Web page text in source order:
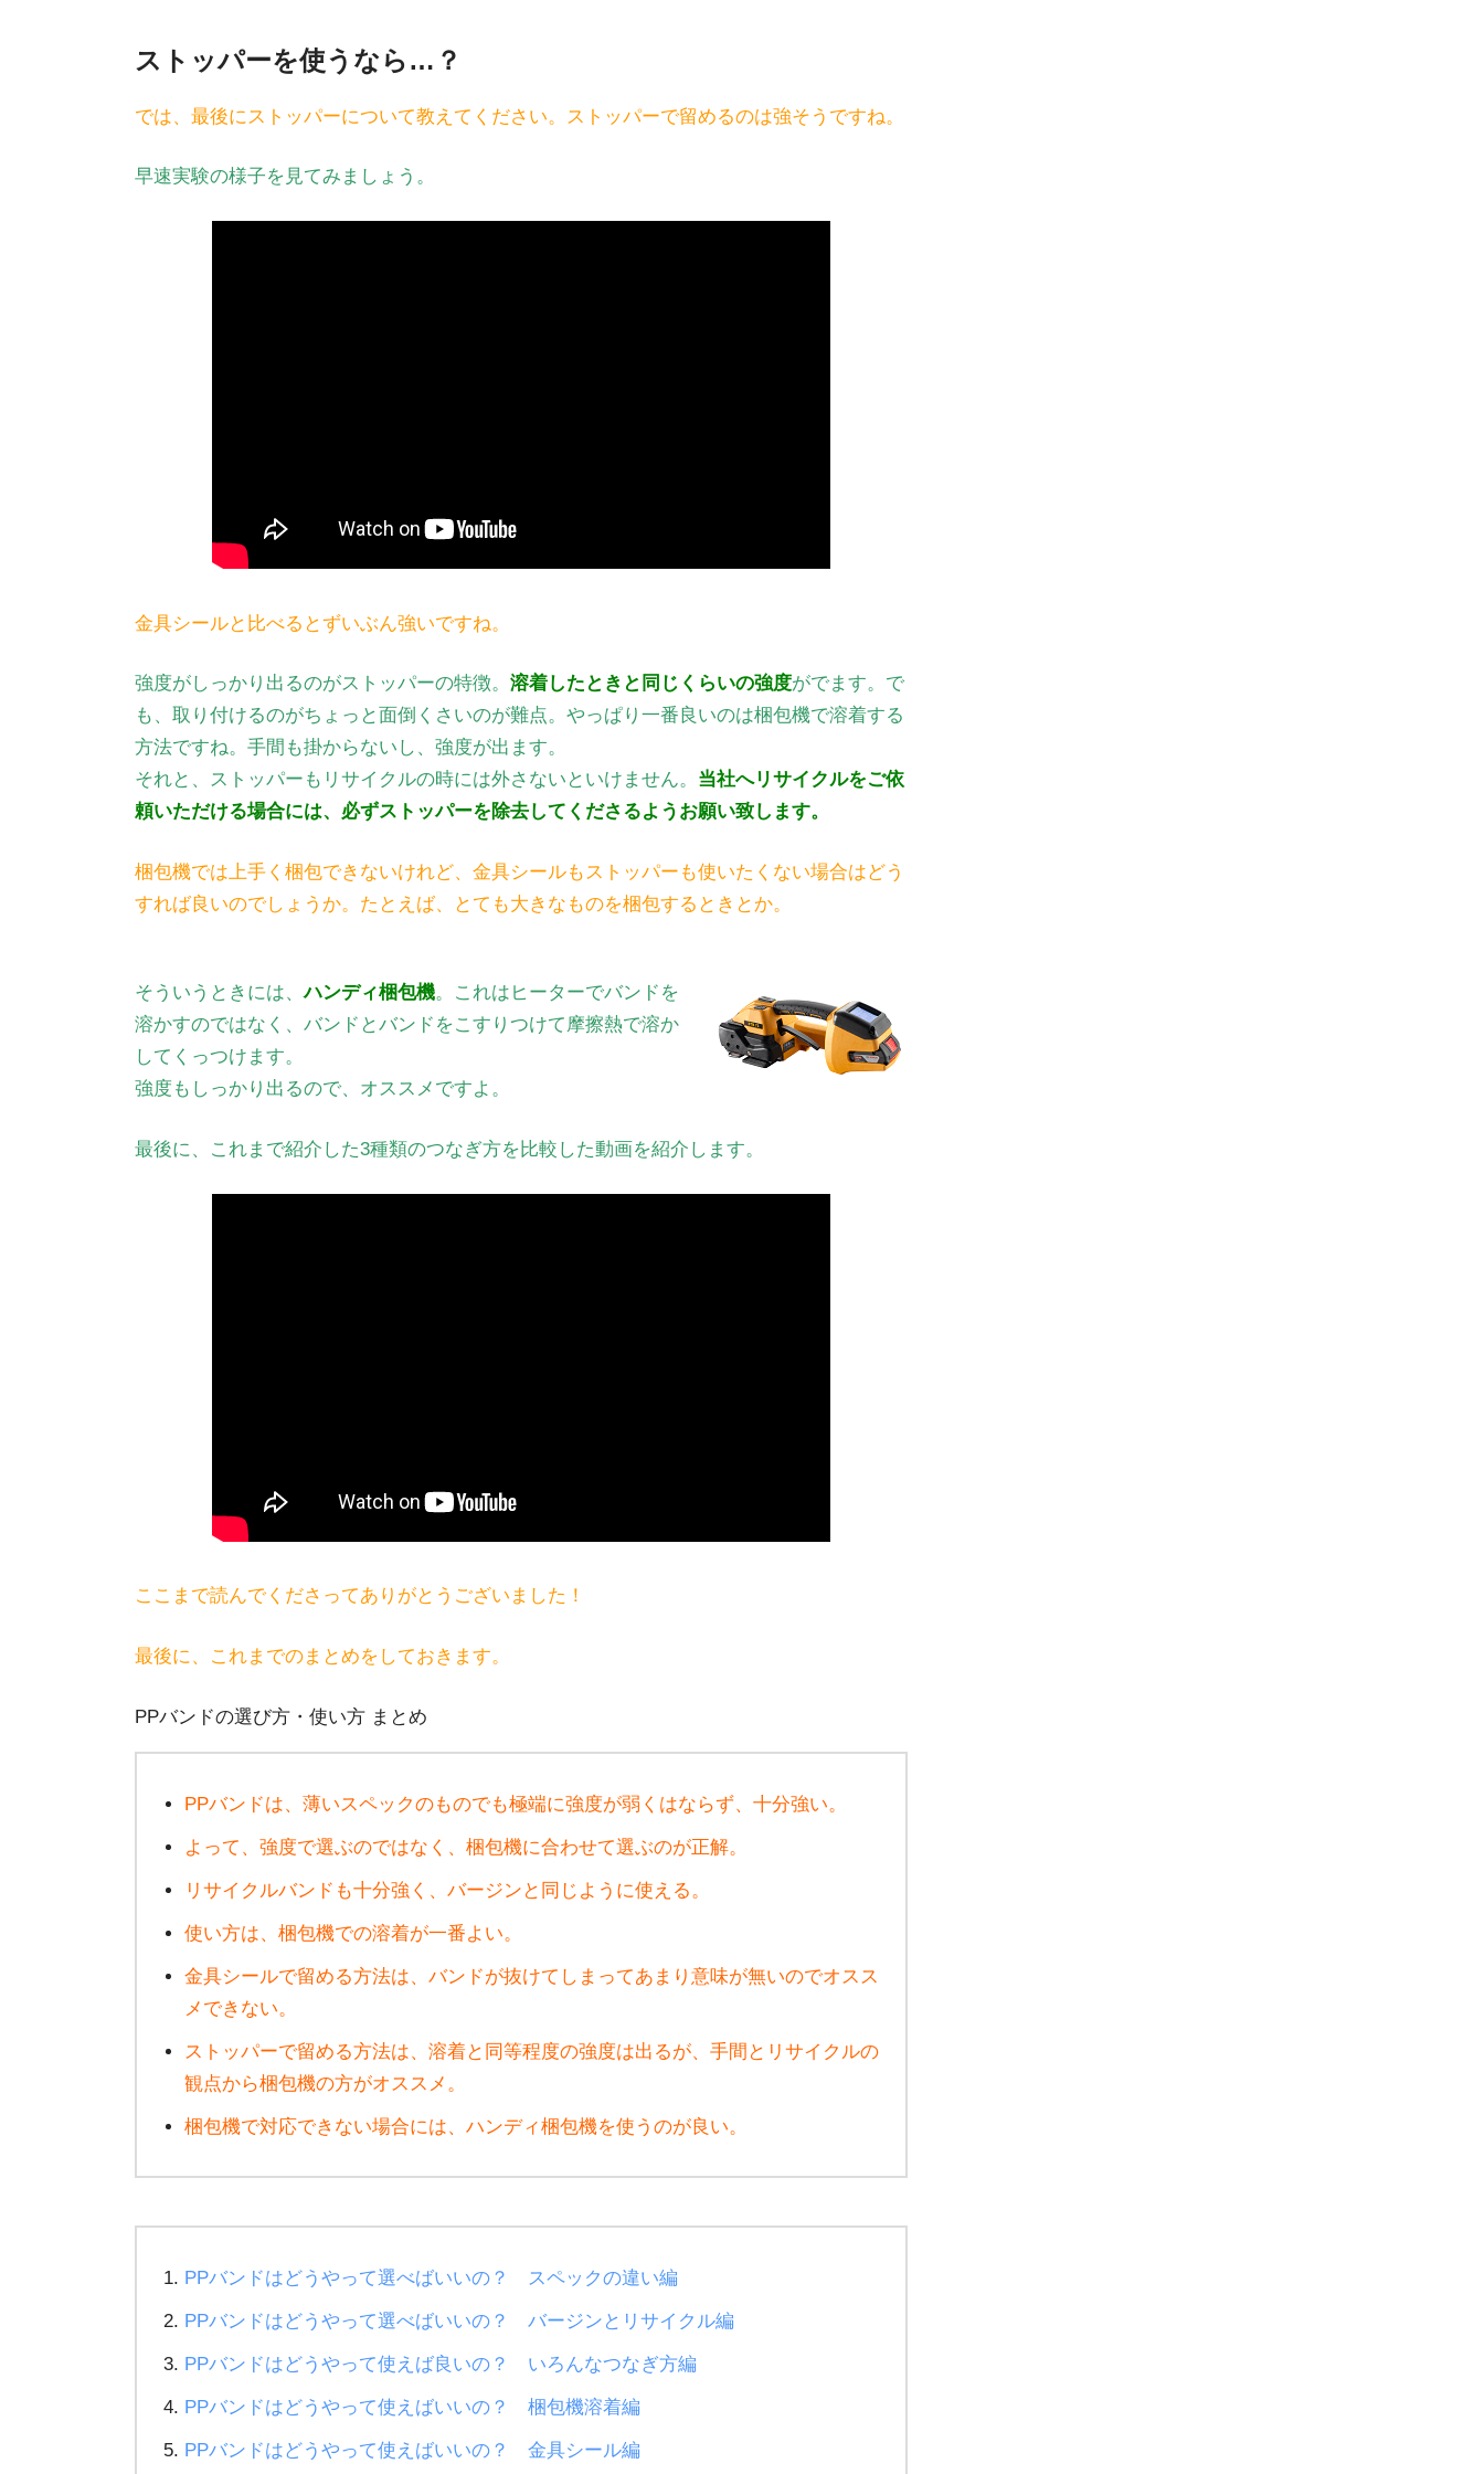
ストッパーを使うなら…？
では、最後にストッパーについて教えてください。ストッパーで留めるのは強そうですね。
早速実験の様子を見てみましょう。
金具シールと比べるとずいぶん強いですね。
強度がしっかり出るのがストッパーの特徴。 溶着したときと同じくらいの強度がでます。で
も、取り付けるのがちょっと面倒くさいのが難点。やっぱり一番良いのは梱包機で溶着する
方法ですね。手間も掛からないし、強度が出ます。
それと、ストッパーもリサイクルの時には外さないといけません。 当社へリサイクルをご依
頼いただける場合には、必ずストッパーを除去してくださるようお願い致します。
梱包機では上手く梱包できないけれど、金具シールもストッパーも使いたくない場合はどう
すれば良いのでしょうか。たとえば、とても大きなものを梱包するときとか。
そういうときには、ハンディ梱包機。これはヒーターでバンドを
溶かすのではなく、バンドとバンドをこすりつけて摩擦熱で溶か
してくっつけます。
強度もしっかり出るので、オススメですよ。
最後に、これまで紹介した3種類のつなぎ方を比較した動画を紹介します。
ここまで読んでくださってありがとうございました！
最後に、これまでのまとめをしておきます。
PPバンドの選び方・使い方 まとめ
PPバンドは、薄いスペックのものでも極端に強度が弱くはならず、十分強い。
よって、強度で選ぶのではなく、梱包機に合わせて選ぶのが正解。
リサイクルバンドも十分強く、バージンと同じように使える。
使い方は、梱包機での溶着が一番よい。
金具シールで留める方法は、バンドが抜けてしまってあまり意味が無いのでオスス
メできない。
ストッパーで留める方法は、溶着と同等程度の強度は出るが、手間とリサイクルの
観点から梱包機の方がオススメ。
梱包機で対応できない場合には、ハンディ梱包機を使うのが良い。
PPバンドはどうやって選べばいいの？ スペックの違い編
PPバンドはどうやって選べばいいの？ バージンとリサイクル編
PPバンドはどうやって使えば良いの？ いろんなつなぎ方編
PPバンドはどうやって使えばいいの？ 梱包機溶着編
PPバンドはどうやって使えばいいの？ 金具シール編